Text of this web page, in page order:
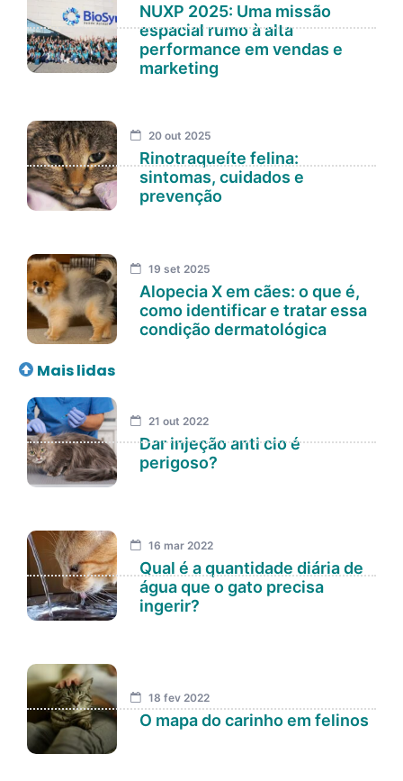
NUXP 2025: Uma missão
espacial rumo à alta
performance em vendas e
marketing
20 out 2025
Rinotraqueíte felina:
sintomas, cuidados e
prevenção
19 set 2025
Alopecia X em cães: o que é,
como identificar e tratar essa
condição dermatológica
Mais lidas
21 out 2022
Dar injeção anti cio é
perigoso?
16 mar 2022
Qual é a quantidade diária de
água que o gato precisa
ingerir?
18 fev 2022
O mapa do carinho em felinos